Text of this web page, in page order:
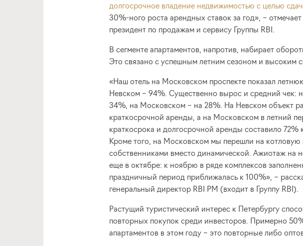
долгосрочное владение недвижимостью с целью
30%-ного роста арендных ставок за год», –
президент по продажам и сервису Группы RBI.
В сегменте апартаментов, напротив, набирает
Это связано с успешным летним сезоном и высоким
«Наш отель на Московском проспекте показал
Невском – 94%. Существенно вырос и средний чек:
34%, на Московском – на 28%. На Невском объект
краткосрочной аренды, а на Московском в летний
краткосрока и долгосрочной аренды составило 72%
Кроме того, на Московском мы перешли на котловую
собственниками вместо динамической. Ажиотаж на
еще в октябре: к ноябрю в ряде комплексов
праздничный период приближалась к 100%», –
генеральный директор RBI PM (входит в Группу RBI).
Растущий туристический интерес к Петербургу
повторных покупок среди инвесторов. Примерно
апартаментов в этом году – это повторные либо